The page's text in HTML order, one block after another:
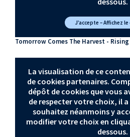
J’accepte – Affichez
Tomorrow Comes The Harvest -
La visualisation de ce
de cookies partenaires.
dépôt de cookies que vous
de respecter votre choix, il
souhaitez néanmoins y
modifier votre choix en
dessous.